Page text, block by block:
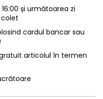
și următoarea zi
cardul bancar sau
articolul în termen